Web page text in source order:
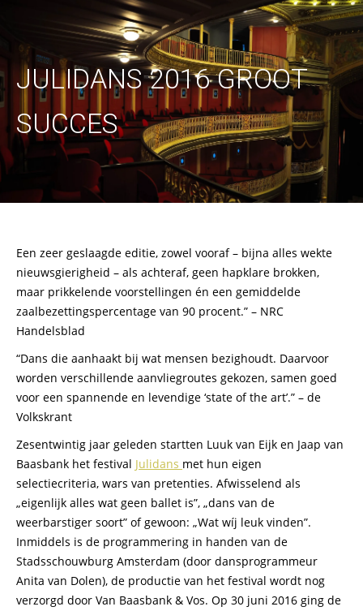
JULIDANS 2016 GROOT
SUCCES
Een zeer geslaagde editie, zowel vooraf – bijna alles wekte
nieuwsgierigheid – als achteraf, geen hapklare brokken,
maar prikkelende voorstellingen én een gemiddelde
zaalbezettingspercentage van 90 procent.” – NRC
Handelsblad
“Dans die aanhaakt bij wat mensen bezighoudt. Daarvoor
worden verschillende aanvliegroutes gekozen, samen goed
voor een spannende en levendige ‘state of the art’.” – de
Volkskrant
Zesentwintig jaar geleden startten Luuk van Eijk en Jaap van
Baasbank het festival Julidans met hun eigen
selectiecriteria, wars van pretenties. Afwisselend als
„eigenlijk alles wat geen ballet is”, „dans van de
weerbarstiger soort” of gewoon: „Wat wíj leuk vinden”.
Inmiddels is de programmering in handen van de
Stadsschouwburg Amsterdam (door dansprogrammeur
Anita van Dolen), de productie van het festival wordt nog
verzorgd door Van Baasbank & Vos. Op 30 juni 2016 ging de